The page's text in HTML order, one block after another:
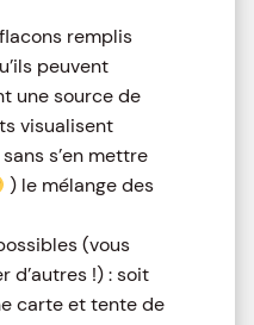
remplis
peuvent
une source de
visualisent
s’en mettre
) le mélange des
(vous
d’autres !) : soit
carte et tente de